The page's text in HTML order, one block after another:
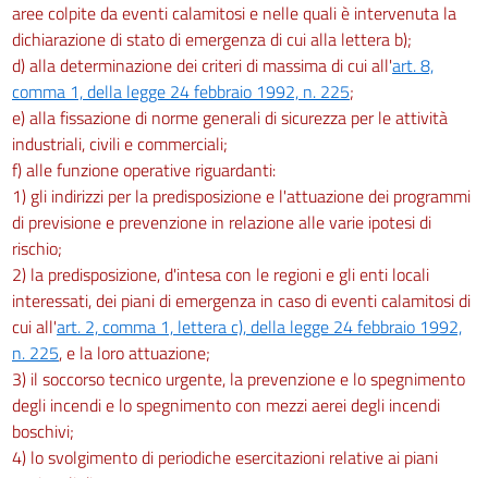
aree colpite da eventi calamitosi e nelle quali è intervenuta la
dichiarazione di stato di emergenza di cui alla lettera b);
d) alla determinazione dei criteri di massima di cui all'art. 8,
comma 1, della legge 24 febbraio 1992, n. 225;
e) alla fissazione di norme generali di sicurezza per le attività
industriali, civili e commerciali;
f) alle funzione operative riguardanti:
1) gli indirizzi per la predisposizione e l'attuazione dei programmi
di previsione e prevenzione in relazione alle varie ipotesi di
rischio;
2) la predisposizione, d'intesa con le regioni e gli enti locali
interessati, dei piani di emergenza in caso di eventi calamitosi di
cui all'art. 2, comma 1, lettera c), della legge 24 febbraio 1992,
n. 225, e la loro attuazione;
3) il soccorso tecnico urgente, la prevenzione e lo spegnimento
degli incendi e lo spegnimento con mezzi aerei degli incendi
boschivi;
4) lo svolgimento di periodiche esercitazioni relative ai piani